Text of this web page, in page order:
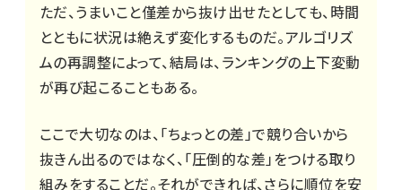
ただ、うまいこと僅差から抜け出せたとしても、時間
とともに状況は絶えず変化するものだ。アルゴリズ
ムの再調整によって、結局は、ランキングの上下変動
が再び起こることもある。
ここで大切なのは、「ちょっとの差」で競り合いから
抜きん出るのではなく、「圧倒的な差」をつける取り
組みをすることだ。それができれば、さらに順位を安